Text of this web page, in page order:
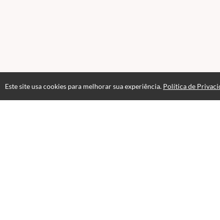
Este site usa cookies para melhorar sua experiência. Política de